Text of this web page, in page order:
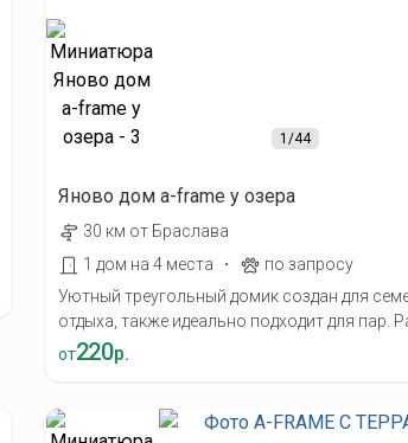
1/44
Яново дом а-frame у озера
30 км от Браслава
1 дом на 4 места
·
по запросу
Уютный треугольный домик создан для
отдыха, также идеально подходит для пар.
от220р.